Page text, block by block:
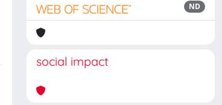
ND
social impact